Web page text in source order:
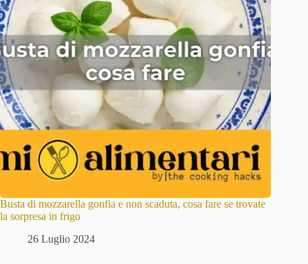
Busta di mozzarella gonfia e non scaduta, cosa fare se trovate
la sorpresa in frigo
26 Luglio 2024